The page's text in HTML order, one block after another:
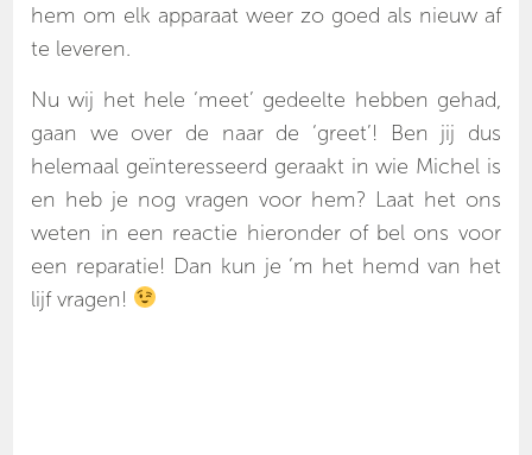
hem om elk apparaat weer zo goed als nieuw af
te leveren.
Nu wij het hele ‘meet’ gedeelte hebben gehad,
gaan we over de naar de ‘greet’! Ben jij dus
helemaal geïnteresseerd geraakt in wie Michel is
en heb je nog vragen voor hem? Laat het ons
weten in een reactie hieronder of bel ons voor
een reparatie! Dan kun je ‘m het hemd van het
lijf vragen!